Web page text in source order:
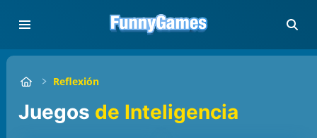
Reflexión
Juegos de Inteligencia